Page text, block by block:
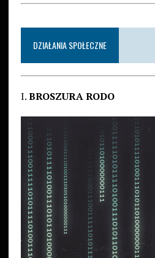
DZIAŁANIA SPOŁECZNE
I.BROSZURA RODO